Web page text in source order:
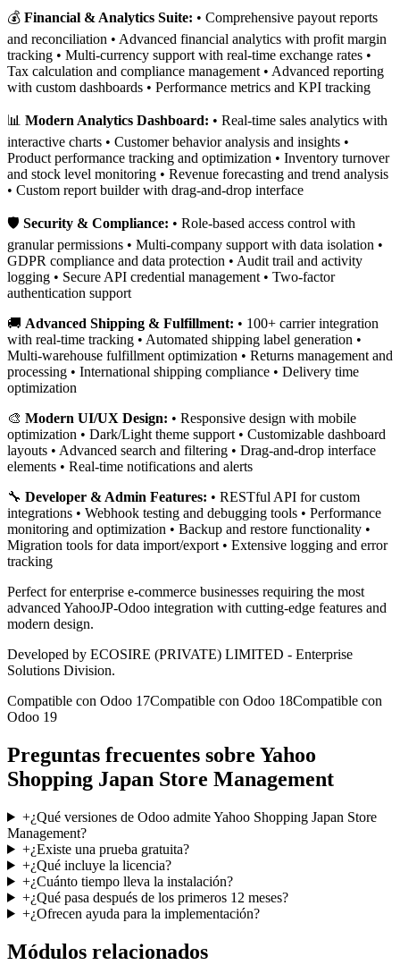
💰 Financial & Analytics Suite: • Comprehensive payout reports
and reconciliation • Advanced financial analytics with profit margin
tracking • Multi-currency support with real-time exchange rates •
Tax calculation and compliance management • Advanced reporting
with custom dashboards • Performance metrics and KPI tracking
📊 Modern Analytics Dashboard: • Real-time sales analytics with
interactive charts • Customer behavior analysis and insights •
Product performance tracking and optimization • Inventory turnover
and stock level monitoring • Revenue forecasting and trend analysis
• Custom report builder with drag-and-drop interface
🛡️ Security & Compliance: • Role-based access control with
granular permissions • Multi-company support with data isolation •
GDPR compliance and data protection • Audit trail and activity
logging • Secure API credential management • Two-factor
authentication support
🚚 Advanced Shipping & Fulfillment: • 100+ carrier integration
with real-time tracking • Automated shipping label generation •
Multi-warehouse fulfillment optimization • Returns management and
processing • International shipping compliance • Delivery time
optimization
🎨 Modern UI/UX Design: • Responsive design with mobile
optimization • Dark/Light theme support • Customizable dashboard
layouts • Advanced search and filtering • Drag-and-drop interface
elements • Real-time notifications and alerts
🔧 Developer & Admin Features: • RESTful API for custom
integrations • Webhook testing and debugging tools • Performance
monitoring and optimization • Backup and restore functionality •
Migration tools for data import/export • Extensive logging and error
tracking
Perfect for enterprise e-commerce businesses requiring the most
advanced YahooJP-Odoo integration with cutting-edge features and
modern design.
Developed by ECOSIRE (PRIVATE) LIMITED - Enterprise
Solutions Division.
Compatible con Odoo 17Compatible con Odoo 18Compatible con
Odoo 19
Preguntas frecuentes sobre Yahoo
Shopping Japan Store Management
+¿Qué versiones de Odoo admite Yahoo Shopping Japan Store
Management?
+¿Existe una prueba gratuita?
+¿Qué incluye la licencia?
+¿Cuánto tiempo lleva la instalación?
+¿Qué pasa después de los primeros 12 meses?
+¿Ofrecen ayuda para la implementación?
Módulos relacionados